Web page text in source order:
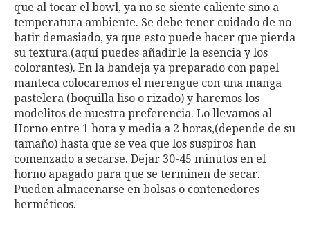
que al tocar el bowl, ya no se siente caliente sino a
temperatura ambiente. Se debe tener cuidado de no
batir demasiado, ya que esto puede hacer que pierda
su textura.(aquí puedes añadirle la esencia y los
colorantes). En la bandeja ya preparado con papel
manteca colocaremos el merengue con una manga
pastelera (boquilla liso o rizado) y haremos los
modelitos de nuestra preferencia. Lo llevamos al
Horno entre 1 hora y media a 2 horas,(depende de su
tamaño) hasta que se vea que los suspiros han
comenzado a secarse. Dejar 30-45 minutos en el
horno apagado para que se terminen de secar.
Pueden almacenarse en bolsas o contenedores
herméticos.